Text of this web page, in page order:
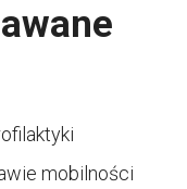
mobilności